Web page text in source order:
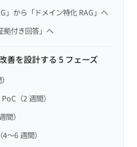
」から「ドメイン特化 RAG」へ
拠付き回答」へ
善を設計する 5 フェーズ
（2 週間）
間）
〜6 週間）